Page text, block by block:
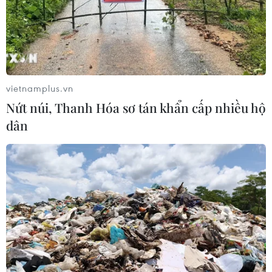
05/08/2026 06:41
Tổng thống Hàn Quốc nhấn mạnh
duy trì hòa bình trên bán đảo Triều
Tiên
05/08/2026 05:58
CƠ QUAN CHỦ QUẢN: THÔNG TẤN XÃ VIỆT NAM
Tổng Biên tập: TRẦN TIẾN DUẨN
vietnamplus.vn
Nứt núi, Thanh Hóa sơ tán khẩn cấp nhiều hộ
dân